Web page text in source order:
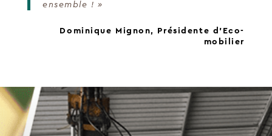
ensemble ! »
Dominique Mignon, Présidente d’Eco-
mobilier